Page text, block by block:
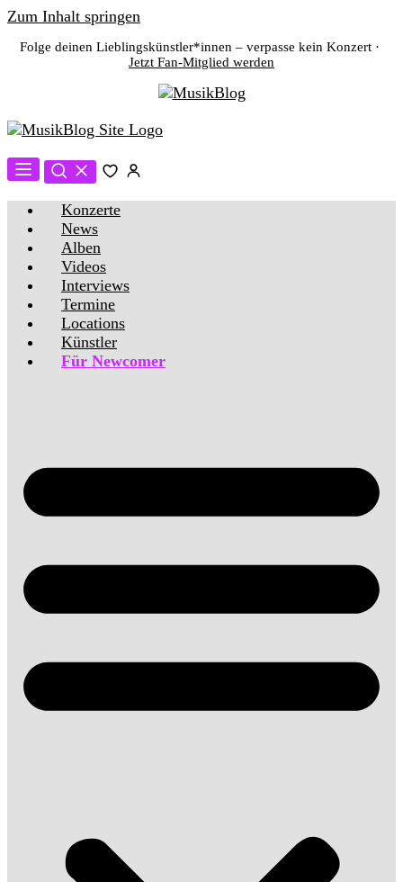
Zum Inhalt springen
Folge deinen Lieblingskünstler*innen – verpasse kein Konzert ·
Jetzt Fan-Mitglied werden
Konzerte
News
Alben
Videos
Interviews
Termine
Locations
Künstler
Für Newcomer